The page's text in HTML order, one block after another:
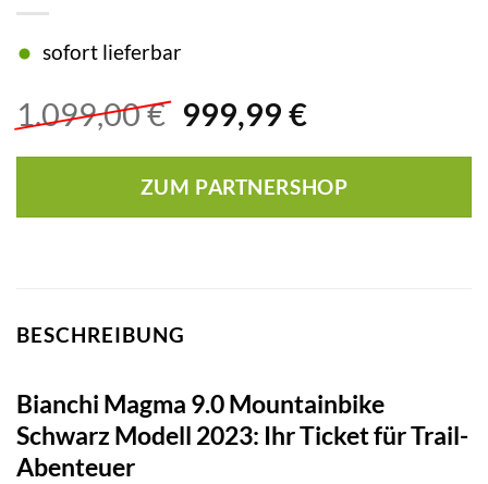
1.099,00€ Ursprünglicher
Preis
war:
1.099,00 €
999,99 €Aktueller
ist:
999,99 €.
sofort lieferbar
ZUM PARTNERSHOP
BESCHREIBUNG
Bianchi Magma 9.0 Mountainbike
Schwarz Modell 2023: Ihr Ticket für Trail-
Abenteuer